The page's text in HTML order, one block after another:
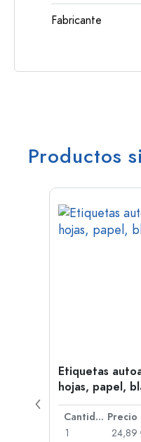
Fabricante
Productos
Etiquetas
hojas, papel,
Cantidad
1
24,89